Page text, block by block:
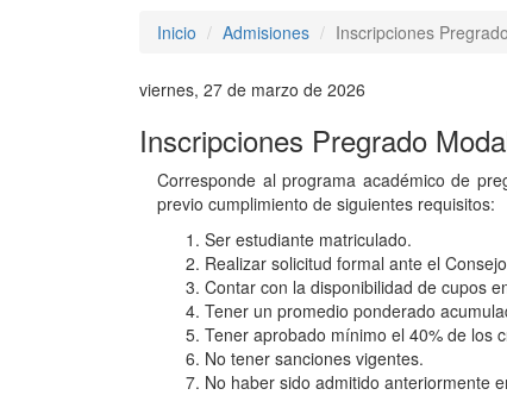
Inicio
Admisiones Inscripciones
viernes, 27 de marzo de 2026
Inscripciones Pregrado
Corresponde al programa académico de
previo cumplimiento de siguientes requisitos:
Ser estudiante matriculado.
Realizar solicitud formal ante el
Contar con la disponibilidad de cupos
Tener un promedio ponderado
Tener aprobado mínimo el 40% de los
No tener sanciones vigentes.
No haber sido admitido anteriormente